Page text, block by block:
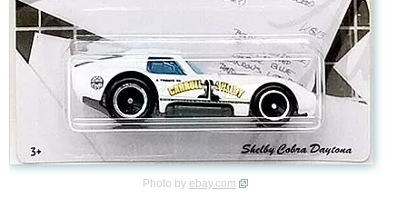
Photo by ebay.com